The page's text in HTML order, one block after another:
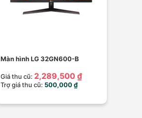
Màn hình LG 32GN600-B
Giá thu cũ: 2,289,500 ₫
Trợ giá thu cũ: 500,000 ₫